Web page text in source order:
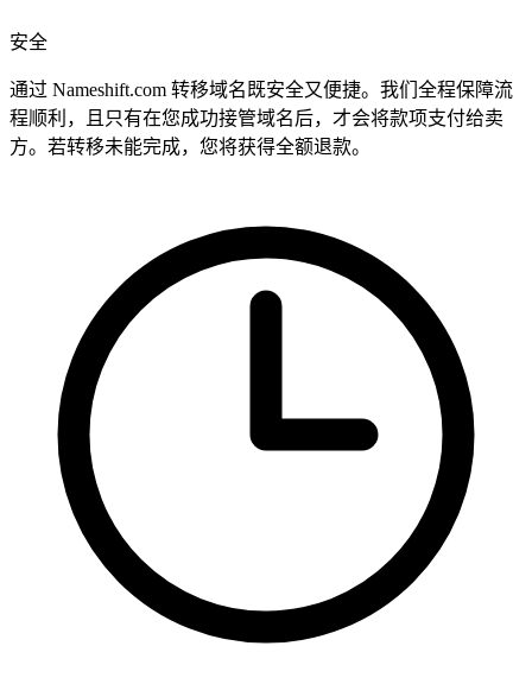
安全
通过 Nameshift.com 转移域名既安全又便捷。我们全程保障流
程顺利，且只有在您成功接管域名后，才会将款项支付给卖
方。若转移未能完成，您将获得全额退款。